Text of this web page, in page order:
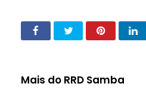
Mais do RRD Samba